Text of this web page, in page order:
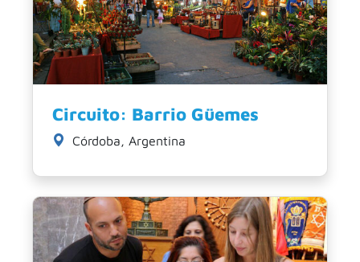
Circuito: Barrio Güemes
Córdoba, Argentina